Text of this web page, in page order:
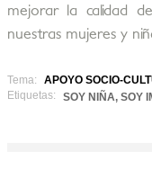
mejorar la calidad
nuestras mujeres y
Tema:
APOYO SOCIO-
Etiquetas:
SOY NIÑA, SOY